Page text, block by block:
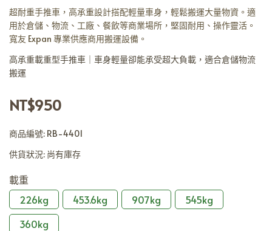
超耐重手推車，高承重設計搭配輕量車身，輕鬆搬運大量物資。適
用於倉儲、物流、工廠、餐飲等商業場所，堅固耐用、操作靈活。
寬友 Expan 專業供應商用搬運設備。
高承重載重型手推車｜車身輕量卻能承受超大負載，適合倉儲物流
搬運
NT$950
商品編號: RB-4401
供貨狀況: 尚有庫存
載重
226kg
453.6kg 907kg
545kg
360kg